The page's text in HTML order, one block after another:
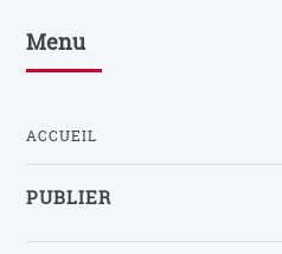
Menu
ACCUEIL
PUBLIER